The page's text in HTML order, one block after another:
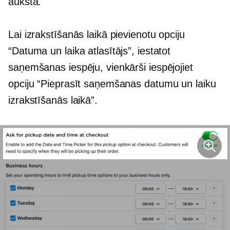
Lai izrakstīšanās laikā pievienotu opciju
“Datuma un laika atlasītājs”, iestatot
saņemšanas iespēju, vienkārši iespējojiet
opciju “Pieprasīt saņemšanas datumu un laiku
izrakstīšanās laikā”.